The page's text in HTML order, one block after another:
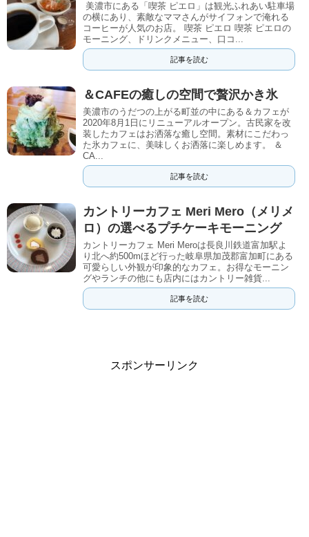
美濃市にある「喫茶 ピエロ」は観光ふれあい駐車場
の横にあり、素敵なママさんがサイフォンで淹れる
コーヒーが人気のお店。 喫茶 ピエロ 喫茶 ピエロの
モーニング、ドリンクメニュー、口コ...
記事を読む
＆CAFEの癒しの空間で贅沢かき氷
美濃市のうだつの上がる町並の中にある＆カフェが
2020年8月1日にリニューアルオープン。古民家を改
装したカフェはお洒落な癒し空間。素材にこだわっ
た氷カフェに、美味しくお洒落に楽しめます。 ＆
CA...
記事を読む
カントリーカフェ Meri Mero（メリメ
ロ）の選べるプチケーキモーニング
カントリーカフェ Meri Meroは長良川鉄道富加駅よ
り北へ約500mほど行った岐阜県加茂郡富加町にある
可愛らしい外観が印象的なカフェ。お得なモーニン
グやランチの他にも店内にはカントリー雑貨...
記事を読む
スポンサーリンク